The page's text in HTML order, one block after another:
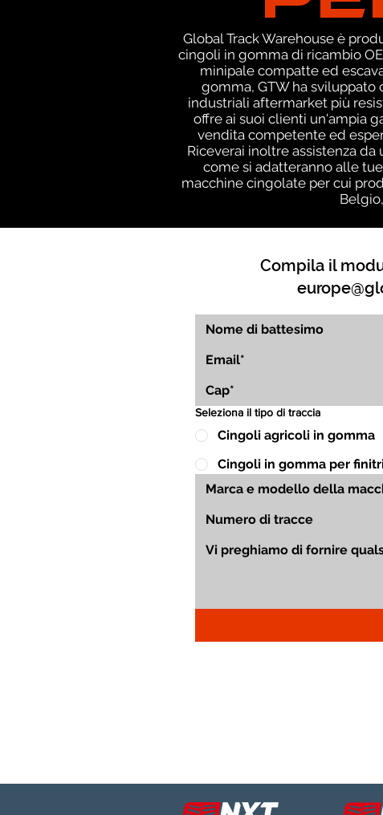
Global Track Warehouse è
cingoli in gomma di ricambio
minipale compatte ed
gomma, GTW ha
industriali aftermarket più
offre ai suoi clienti un'ampia
vendita competente ed
Riceverai inoltre assistenza
come si adatteranno alle
macchine cingolate per cui
Compila il
Seleziona il tipo di traccia
Cingoli agricoli in gomma
Cingoli in gomma per